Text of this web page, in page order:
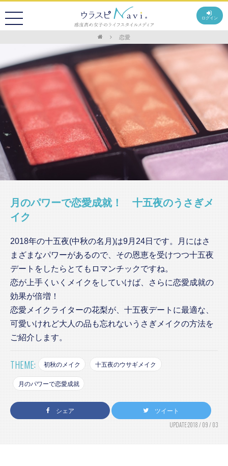
ログイン
恋愛
月のパワーで恋愛成就！ 十五夜のうさぎメ
イク
2018年の十五夜(中秋の名月)は9月24日です。月にはさ
まざまなパワーがあるので、その恩恵を受けつつ十五夜
デートをしたらとてもロマンチックですね。
恋が上手くいくメイクをしていけば、さらに恋愛成就の
効果が倍増！
恋愛メイクライターの花梨が、十五夜デートに最適な、
可愛いけれど大人の品も忘れないうさぎメイクの方法を
ご紹介します。
THEME: 初秋のメイク 十五夜のウサギメイク
月のパワーで恋愛成就
シェア ツイート
UPDATE:2018 / 09 / 03